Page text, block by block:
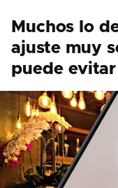
Muchos lo
ajuste muy
puede